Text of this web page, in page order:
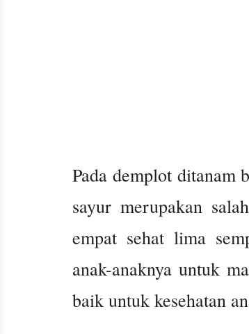
Pada demplot ditanam
sayur merupakan
empat sehat lima
anak-anaknya untuk
baik untuk kesehatan